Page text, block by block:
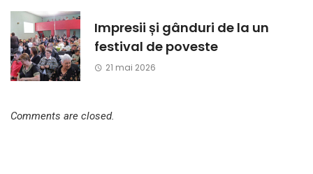
Impresii și gânduri de la un
festival de poveste
21 mai 2026
Comments are closed.